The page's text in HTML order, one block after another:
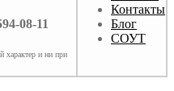
08-11
характер и ни при
Контакты
Блог
СОУТ